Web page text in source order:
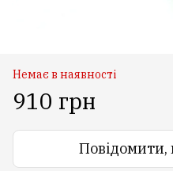
Немає в наявності
910 грн
Повідомити,